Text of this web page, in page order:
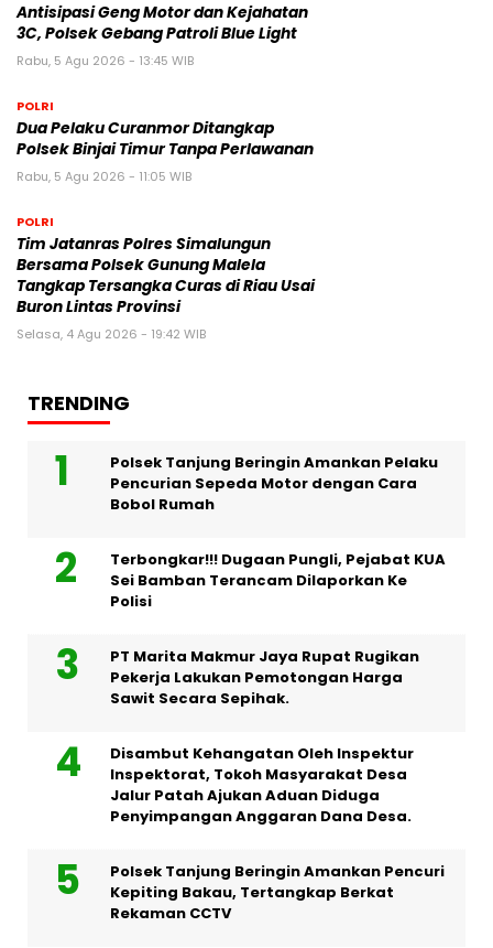
Antisipasi Geng Motor dan Kejahatan
3C, Polsek Gebang Patroli Blue Light
Rabu, 5 Agu 2026 - 13:45 WIB
POLRI
Dua Pelaku Curanmor Ditangkap
Polsek Binjai Timur Tanpa Perlawanan
Rabu, 5 Agu 2026 - 11:05 WIB
POLRI
Tim Jatanras Polres Simalungun
Bersama Polsek Gunung Malela
Tangkap Tersangka Curas di Riau Usai
Buron Lintas Provinsi
Selasa, 4 Agu 2026 - 19:42 WIB
TRENDING
Polsek Tanjung Beringin Amankan Pelaku
Pencurian Sepeda Motor dengan Cara
Bobol Rumah
Terbongkar!!! Dugaan Pungli, Pejabat KUA
Sei Bamban Terancam Dilaporkan Ke
Polisi
PT Marita Makmur Jaya Rupat Rugikan
Pekerja Lakukan Pemotongan Harga
Sawit Secara Sepihak.
Disambut Kehangatan Oleh Inspektur
Inspektorat, Tokoh Masyarakat Desa
Jalur Patah Ajukan Aduan Diduga
Penyimpangan Anggaran Dana Desa.
Polsek Tanjung Beringin Amankan Pencuri
Kepiting Bakau, Tertangkap Berkat
Rekaman CCTV